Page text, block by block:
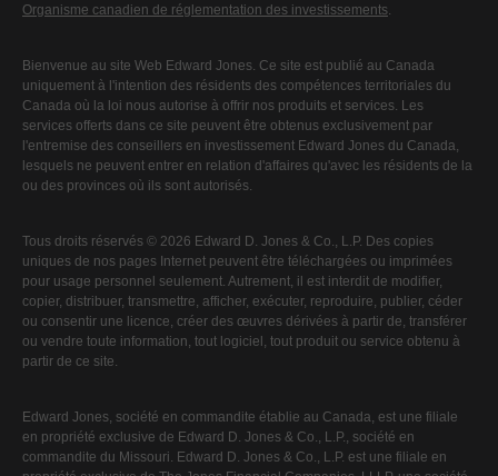
Organisme canadien de réglementation des investissements.
Bienvenue au site Web Edward Jones. Ce site est publié au Canada
uniquement à l'intention des résidents des compétences territoriales du
Canada où la loi nous autorise à offrir nos produits et services. Les
services offerts dans ce site peuvent être obtenus exclusivement par
l'entremise des conseillers en investissement Edward Jones du Canada,
lesquels ne peuvent entrer en relation d'affaires qu'avec les résidents de la
ou des provinces où ils sont autorisés.
Tous droits réservés © 2026 Edward D. Jones & Co., L.P. Des copies
uniques de nos pages Internet peuvent être téléchargées ou imprimées
pour usage personnel seulement. Autrement, il est interdit de modifier,
copier, distribuer, transmettre, afficher, exécuter, reproduire, publier, céder
ou consentir une licence, créer des œuvres dérivées à partir de, transférer
ou vendre toute information, tout logiciel, tout produit ou service obtenu à
partir de ce site.
Edward Jones, société en commandite établie au Canada, est une filiale
en propriété exclusive de Edward D. Jones & Co., L.P., société en
commandite du Missouri. Edward D. Jones & Co., L.P. est une filiale en